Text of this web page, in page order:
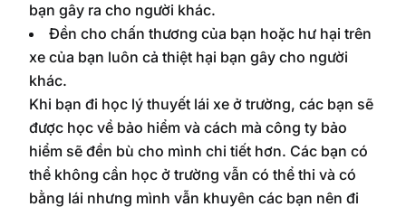
bạn gây ra cho người khác.
Đền cho chấn thương của bạn hoặc hư hại trên
xe của bạn luôn cả thiệt hại bạn gây cho người
khác.
Khi bạn đi học lý thuyết lái xe ở trường, các bạn sẽ
được học về bảo hiểm và cách mà công ty bảo
hiểm sẽ đền bù cho mình chi tiết hơn. Các bạn có
thể không cần học ở trường vẫn có thể thi và có
bằng lái nhưng mình vẫn khuyên các bạn nên đi